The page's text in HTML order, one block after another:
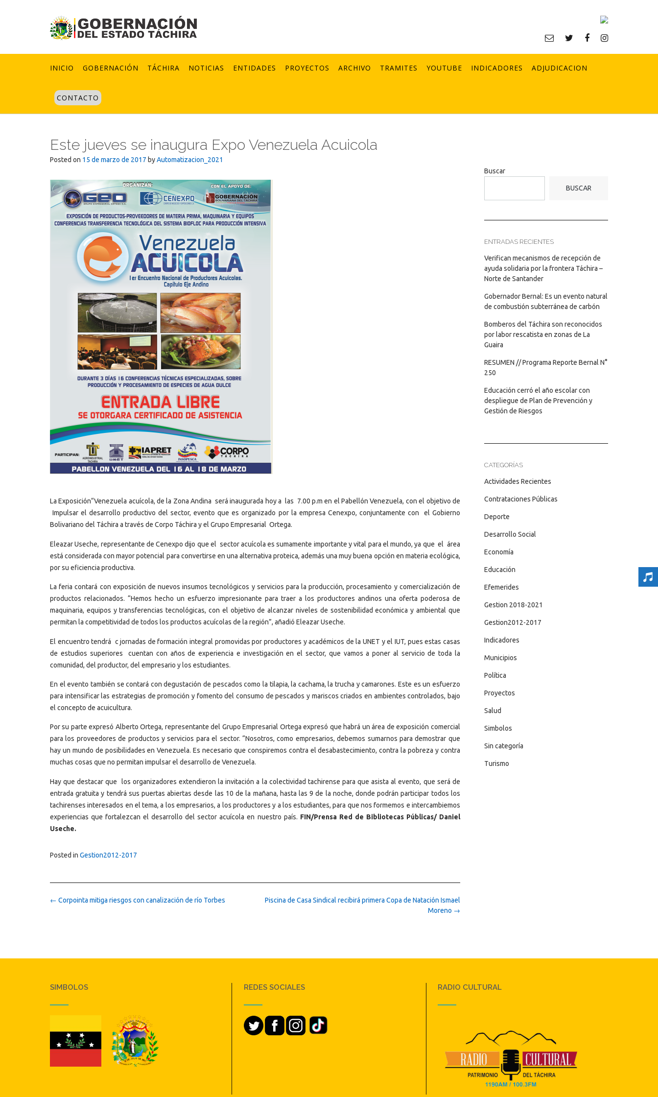
INICIO GOBERNACIÓN TÁCHIRA NOTICIAS ENTIDADES PROYECTOS ARCHIVO TRAMITES YOUTUBE INDICADORES ADJUDICACION
CONTACTO
Este jueves se inaugura Expo Venezuela Acuicola
Posted on 15 de marzo de 2017 byAutomatizacion_2021
La Exposición“Venezuela acuícola, de la Zona Andina será inaugurada hoy a las 7.00 p.m en el Pabellón Venezuela, con el objetivo de
Impulsar el desarrollo productivo del sector, evento que es organizado por la empresa Cenexpo, conjuntamente con el Gobierno
Bolivariano del Táchira a través de Corpo Táchira y el Grupo Empresarial Ortega.
Eleazar Useche, representante de Cenexpo dijo que el sector acuícola es sumamente importante y vital para el mundo, ya que el área
está considerada con mayor potencial para convertirse en una alternativa proteica, además una muy buena opción en materia ecológica,
por su eficiencia productiva.
La feria contará con exposición de nuevos insumos tecnológicos y servicios para la producción, procesamiento y comercialización de
productos relacionados. “Hemos hecho un esfuerzo impresionante para traer a los productores andinos una oferta poderosa de
maquinaria, equipos y transferencias tecnológicas, con el objetivo de alcanzar niveles de sostenibilidad económica y ambiental que
permitan la competitividad de todos los productos acuícolas de la región”, añadió Eleazar Useche.
El encuentro tendrá c jornadas de formación integral promovidas por productores y académicos de la UNET y el IUT, pues estas casas
de estudios superiores cuentan con años de experiencia e investigación en el sector, que vamos a poner al servicio de toda la
comunidad, del productor, del empresario y los estudiantes.
En el evento también se contará con degustación de pescados como la tilapia, la cachama, la trucha y camarones. Este es un esfuerzo
para intensificar las estrategias de promoción y fomento del consumo de pescados y mariscos criados en ambientes controlados, bajo
el concepto de acuicultura.
Por su parte expresó Alberto Ortega, representante del Grupo Empresarial Ortega expresó que habrá un área de exposición comercial
para los proveedores de productos y servicios para el sector. “Nosotros, como empresarios, debemos sumarnos para demostrar que
hay un mundo de posibilidades en Venezuela. Es necesario que conspiremos contra el desabastecimiento, contra la pobreza y contra
muchas cosas que no permitan impulsar el desarrollo de Venezuela.
Hay que destacar que los organizadores extendieron la invitación a la colectividad tachirense para que asista al evento, que será de
entrada gratuita y tendrá sus puertas abiertas desde las 10 de la mañana, hasta las 9 de la noche, donde podrán participar todos los
tachirenses interesados en el tema, a los empresarios, a los productores y a los estudiantes, para que nos formemos e intercambiemos
experiencias que fortalezcan el desarrollo del sector acuícola en nuestro país. FIN/Prensa Red de Bibliotecas Públicas/ Daniel
Useche.
Posted in Gestion2012-2017
Post
Piscina de Casa Sindical recibirá primera Copa de Natación Ismael
Moreno →
← Corpointa mitiga riesgos con canalización de río Torbes
Buscar
BUSCAR
ENTRADAS RECIENTES
Verifican mecanismos de recepción de
ayuda solidaria por la frontera Táchira –
Norte de Santander
Gobernador Bernal: Es un evento natural
de combustión subterránea de carbón
Bomberos del Táchira son reconocidos
por labor rescatista en zonas de La
Guaira
RESUMEN // Programa Reporte Bernal N°
250
Educación cerró el año escolar con
despliegue de Plan de Prevención y
Gestión de Riesgos
CATEGORÍAS
Actividades Recientes
Contrataciones Públicas
Deporte
Desarrollo Social
Economía
Educación
Efemerides
Gestion 2018-2021
Gestion2012-2017
Indicadores
Municipios
Política
Proyectos
Salud
Simbolos
Sin categoría
Turismo
SIMBOLOS REDES SOCIALES RADIO CULTURAL